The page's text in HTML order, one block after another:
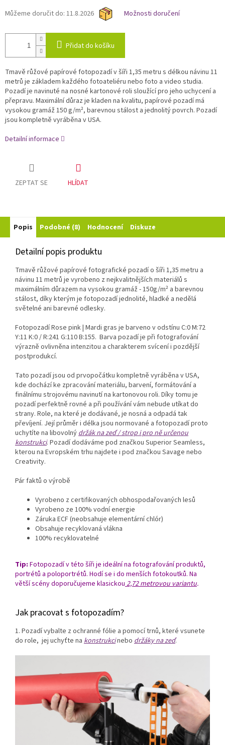
Můžeme doručit do: 11.8.2026 Možnosti doručení
Přidat do košíku
Tmavě růžové papírové fotopozadí v šíři 1,35 metru s délkou návinu 11
metrů je základem každého fotoateliéru nebo foto a video studia.
Pozadí je navinuté na nosné kartonové roli sloužící pro jeho uchycení a
přepravu. Maximální důraz je kladen na kvalitu, papírové pozadí má
vysokou gramáž 150 g/m², barevnou stálost a jednolitý povrch. Pozadí
jsou kompletně vyráběna v USA.
Detailní informace
ZEPTAT SE HLÍDAT
Popis Podobné (8) Hodnocení Diskuze
Detailní popis produktu
Tmavě růžové papírové fotografické pozadí o šíři 1,35 metru a
návinu 11 metrů je vyrobeno z nejkvalitnějších materiálů s
maximálním důrazem na vysokou gramáž - 150g/m² a barevnou
stálost, díky kterým je fotopozadí jednolité, hladké a nedělá
světelné ani barevné odlesky.
Fotopozadí Rose pink | Mardi gras je barveno v odstínu C:0 M:72
Y:11 K:0 / R:241 G:110 B:155. Barva pozadí je při fotografování
výrazně ovlivněna intenzitou a charakterem svícení i pozdější
postprodukcí.
Tato pozadí jsou od prvopočátku kompletně vyráběna v USA,
kde dochází ke zpracování materiálu, barvení, formátování a
finálnímu strojovému navinutí na kartonovou roli. Díky tomu je
pozadí perfektně rovné a při používání vám nebude utíkat do
strany. Role, na které je dodávané, je nosná a odpadá tak
převíjení. Její průměr i délka jsou normované a fotopozadí proto
uchytíte na libovolnýdržák na zeď / strop i pro ně určenou
konstrukci. Pozadí dodáváme pod značkou Superior Seamless,
kterou na Evropském trhu najdete i pod značkou Savage nebo
Creativity.
Pár faktů o výrobě
Vyrobeno z certifikovaných obhospodařovaných lesů
Vyrobeno ze 100% vodní energie
Záruka ECF (neobsahuje elementární chlór)
Obsahuje recyklovaná vlákna
100% recyklovatelné
Tip: Fotopozadí v této šíři je ideální na fotografování produktů,
portrétů a poloportrétů. Hodí se i do menších fotokoutků. Na
větší scény doporučujeme klasickou2,72 metrovou variantu.
Jak pracovat s fotopozadím?
1. Pozadí vybalte z ochranné fólie a pomocí trnů, které vsunete
do role, jej uchyťte na konstrukcinebo držáky na zeď.